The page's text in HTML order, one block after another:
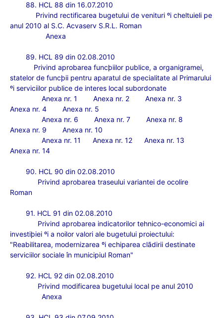
88. HCL 88 din 16.07.2010
Privind rectificarea bugetului de venituri ºi cheltuieli pe
anul 2010 al S.C. Acvaserv S.R.L. Roman
Anexa
89. HCL 89 din 02.08.2010
Privind aprobarea funcþiilor publice, a organigramei,
statelor de funcþii pentru aparatul de specialitate al Primarului
ºi serviciilor publice de interes local subordonate
Anexa nr. 1
Anexa nr. 2
Anexa nr. 3
Anexa nr. 4
Anexa nr. 5
Anexa nr. 6
Anexa nr. 7
Anexa nr. 8
Anexa nr. 9
Anexa nr. 10
Anexa nr. 11
Anexa nr. 12
Anexa nr. 13
Anexa nr. 14
90. HCL 90 din 02.08.2010
Privind aprobarea traseului variantei de ocolire
Roman
91. HCL 91 din 02.08.2010
Privind aprobarea indicatorilor tehnico-economici ai
investiþiei ºi a noilor valori ale bugetului proiectului:
"Reabilitarea, modernizarea ºi echiparea clãdirii destinate
serviciilor sociale în municipiul Roman"
92. HCL 92 din 02.08.2010
Privind modificarea bugetului local pe anul 2010
Anexa